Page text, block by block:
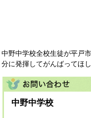
中野中学校全校生徒が平戸
分に発揮してがんばってほ
中野中学校